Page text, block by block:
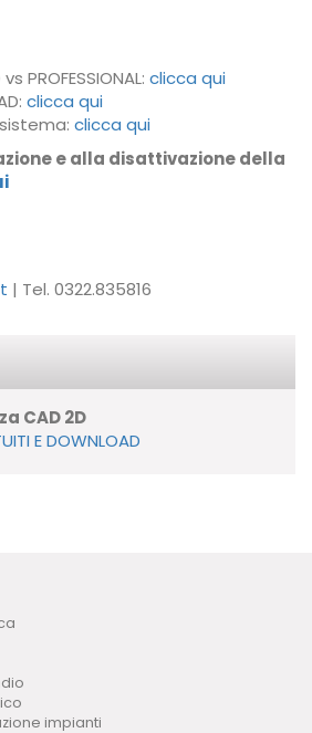
PROFESSIONAL: clicca qui
clicca qui
clicca qui
e alla disattivazione della
| Tel. 0322.835816
CAD 2D
E DOWNLOAD
impianti